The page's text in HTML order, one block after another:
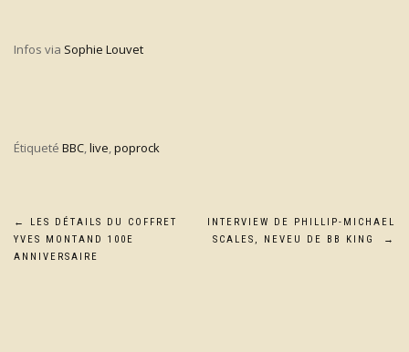
Infos via Sophie Louvet
Étiqueté BBC live poprock
Navigation
de
←
LES DÉTAILS DU COFFRET
YVES MONTAND 100E
ANNIVERSAIRE
INTERVIEW DE PHILLIP-MICHAEL
SCALES, NEVEU DE BB KING
→